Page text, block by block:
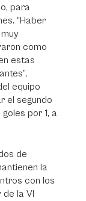
para
“Haber
como
estas
equipo
el segundo
por 1, a
de
la
con los
la VI